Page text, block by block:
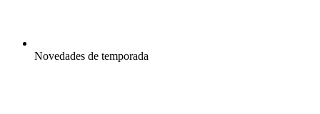
Novedades de temporada